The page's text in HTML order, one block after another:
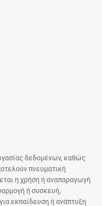
δεδομένων, καθώς
πνευματική
η χρήση ή αναπαραγωγή
ή συσκευή,
εκπαίδευση ή ανάπτυξη